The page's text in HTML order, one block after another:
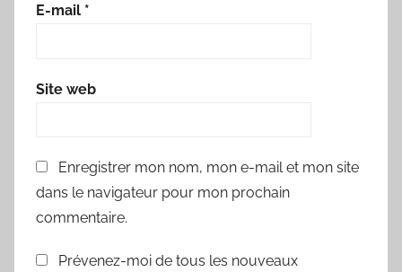
E-mail *
Site web
Enregistrer mon nom, mon e-mail et mon site
dans le navigateur pour mon prochain
commentaire.
Prévenez-moi de tous les nouveaux